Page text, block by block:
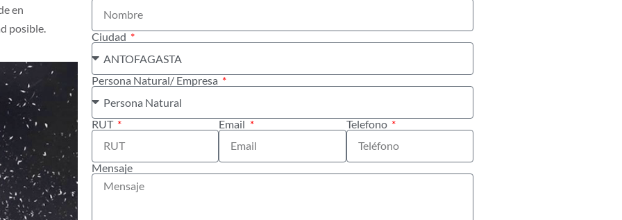
en
posible.
Ciudad
Persona Natural/ Empresa
RUT Email Telefono
Mensaje